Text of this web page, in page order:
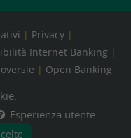
Privacy
Internet Banking
Open Banking
Esperienza utente